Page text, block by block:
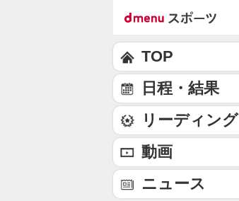
TOP
日程・結果
リーディング
動画
ニュース